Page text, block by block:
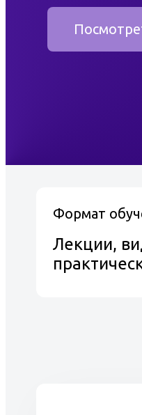
имеет
Темы
Физико-
Формат
Лекции,